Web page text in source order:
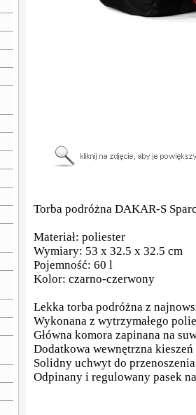
Torba podróżna DAKAR-S
Materiał: poliester
Wymiary: 53 x 32.5 x 32.5 cm
Pojemność: 60 l
Kolor: czarno-czerwony
Lekka torba podróżna z
Wykonana z wytrzymałego
Główna komora zapinana na
Dodatkowa wewnętrzna
Solidny uchwyt do przenoszenia
Odpinany i regulowany pasek